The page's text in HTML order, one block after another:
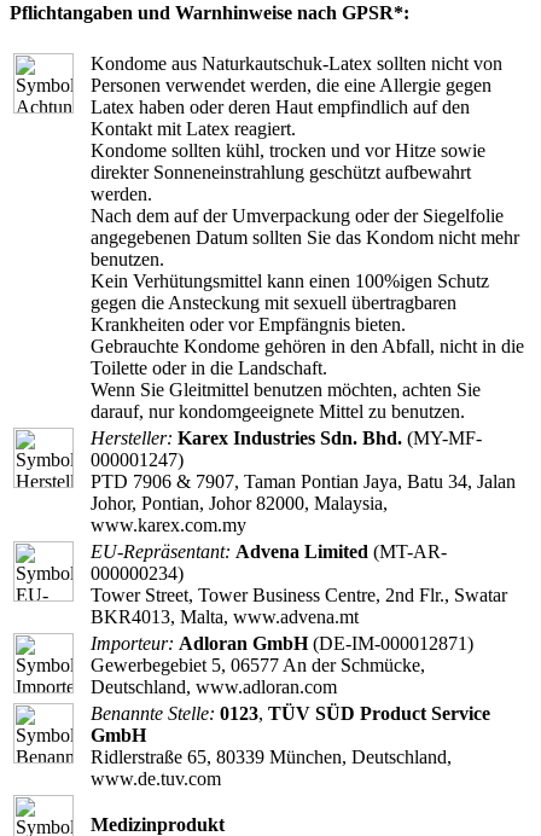
Pflichtangaben und Warnhinweise nach GPSR*:
Kondome aus Naturkautschuk-Latex sollten nicht von
Personen verwendet werden, die eine Allergie gegen
Latex haben oder deren Haut empfindlich auf den
Kontakt mit Latex reagiert.
Kondome sollten kühl, trocken und vor Hitze sowie
direkter Sonneneinstrahlung geschützt aufbewahrt
werden.
Nach dem auf der Umverpackung oder der Siegelfolie
angegebenen Datum sollten Sie das Kondom nicht mehr
benutzen.
Kein Verhütungsmittel kann einen 100%igen Schutz
gegen die Ansteckung mit sexuell übertragbaren
Krankheiten oder vor Empfängnis bieten.
Gebrauchte Kondome gehören in den Abfall, nicht in die
Toilette oder in die Landschaft.
Wenn Sie Gleitmittel benutzen möchten, achten Sie
darauf, nur kondomgeeignete Mittel zu benutzen.
Hersteller: Karex Industries Sdn. Bhd. (MY-MF-
000001247)
PTD 7906 & 7907, Taman Pontian Jaya, Batu 34, Jalan
Johor, Pontian, Johor 82000, Malaysia,
www.karex.com.my
EU-Repräsentant: Advena Limited (MT-AR-
000000234)
Tower Street, Tower Business Centre, 2nd Flr., Swatar
BKR4013, Malta, www.advena.mt
Importeur: Adloran GmbH(DE-IM-000012871)
Gewerbegebiet 5, 06577 An der Schmücke,
Deutschland, www.adloran.com
Benannte Stelle: 0123, TÜV SÜD Product Service
GmbH
Ridlerstraße 65, 80339 München, Deutschland,
www.de.tuv.com
Medizinprodukt